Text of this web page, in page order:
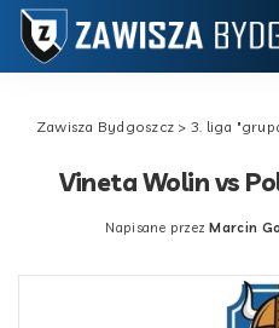
Zawisza Bydgoszcz > 3. liga
Vineta Wolin vs
Posted
Napisane przez Marcin